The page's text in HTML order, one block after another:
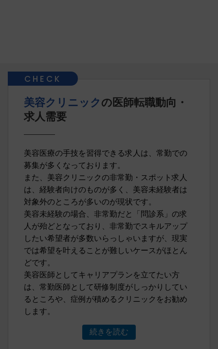
美容クリニックの医師転職動向・
求人需要
美容医療の手技を習得できる求人は、常勤での
募集が多くなっております。
また、美容クリニックの非常勤・スポット求人
は、経験者向けのものが多く、美容未経験者は
対象外のところが多いのが現状です。
美容未経験の場合、非常勤だと「問診系」の求
人が殆どとなっており、非常勤でスキルアップ
したい希望者が多数いらっしゃいますが、現実
では希望を叶えることが難しいケースがほとん
どです。
美容医師としてキャリアプランを立てたい方
は、常勤医師として研修制度がしっかりしてい
るところや、症例が積めるクリニックをお勧め
します。
続きを読む